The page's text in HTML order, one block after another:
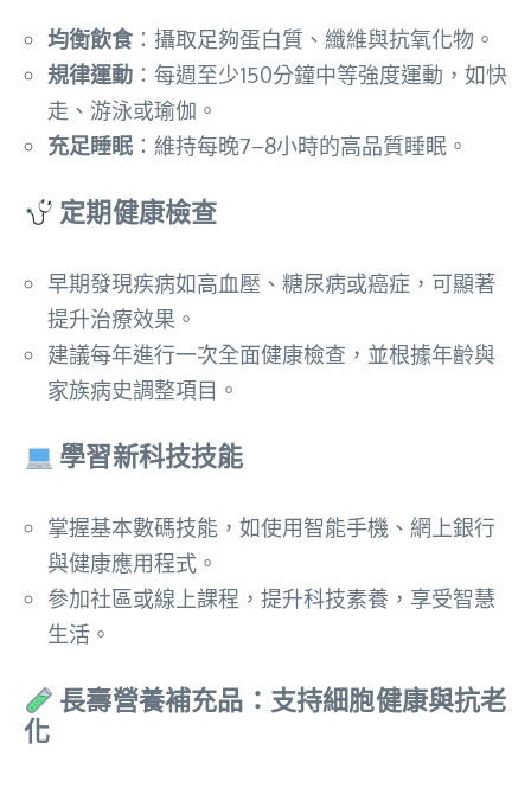
均衡飲食 ：攝取足夠蛋白質、纖維與抗氧化物。
規律運動 ：每週至少150分鐘中等強度運動，如快
走、游泳或瑜伽。
充足睡眠 ：維持每晚7–8小時的高品質睡眠。
定期健康檢查
早期發現疾病如高血壓、糖尿病或癌症，可顯著
提升治療效果。
建議每年進行一次全面健康檢查，並根據年齡與
家族病史調整項目。
學習新科技技能
掌握基本數碼技能，如使用智能手機、網上銀行
與健康應用程式。
參加社區或線上課程，提升科技素養，享受智慧
生活。
長壽營養補充品：支持細胞健康與抗老
化